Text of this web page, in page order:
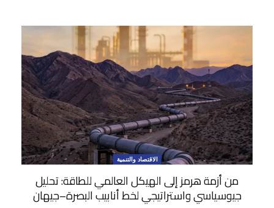
الاقتصاد والتنمية
من أزمة هرمز إلى الهيكل العالمي للطاقة: تحليل
جيوسياسي واستراتيجي لخط أنابيب البصرة–جيهان